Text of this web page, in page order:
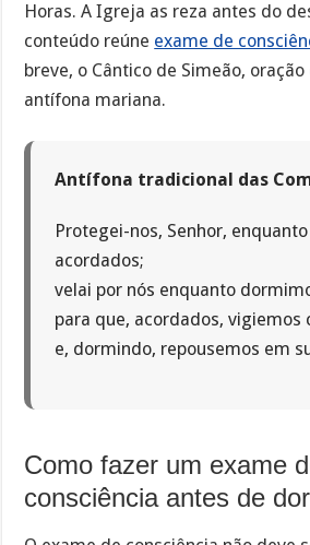
Horas. A Igreja as reza antes do
conteúdo reúne exame de
breve, o Cântico de Simeão,
antífona mariana.
Antífona tradicional das
Protegei-nos, Senhor,
acordados;
velai por nós enquanto
para que, acordados, vigiemos
e, dormindo, repousemos em
Como fazer um exame
consciência antes de